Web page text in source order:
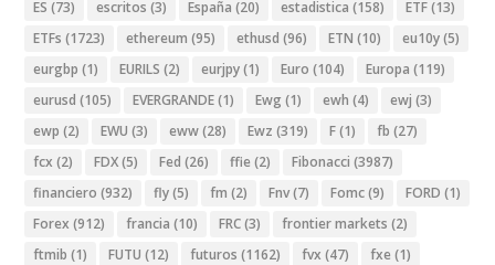
ES (73) escritos (3) España (20) estadistica (158) ETF(13)
ETFs (1723) ethereum (95) ethusd (96) ETN (10) eu10y(5)
eurgbp (1) EURILS (2) eurjpy(1) Euro (104) Europa (119)
eurusd (105) EVERGRANDE(1) Ewg (1) ewh (4) ewj (3)
ewp (2) EWU (3) eww(28) Ewz (319) F(1) fb (27)
fcx (2) FDX(5) Fed (26) ffie (2) Fibonacci (3987)
financiero (932) fly(5) fm (2) Fnv(7) Fomc(9) FORD (1)
Forex (912) francia (10) FRC(3) frontier markets (2)
ftmib (1) FUTU (12) futuros (1162) fvx (47) fxe (1)